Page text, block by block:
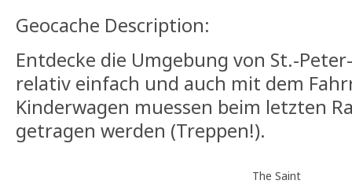
Geocache Description:
Entdecke die Umgebung von St.-
relativ einfach und auch mit dem
Kinderwagen muessen beim letzten
getragen werden (Treppen!).
The Saint